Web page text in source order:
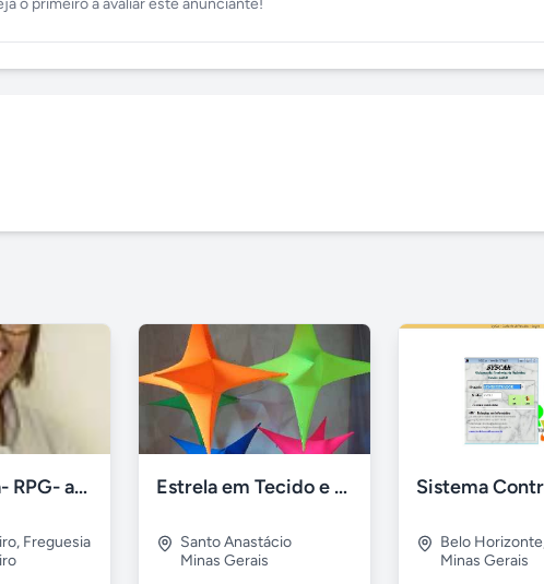
o primeiro a avaliar este anunciante!
Fisioterapia- RPG- acupuntura Freguesia RJ
, Freguesia
Estrela em Tecido e fitas Metálicas p/ Decoração
Santo Anastácio
Minas Gerais
Belo Horizonte
Minas Gerais